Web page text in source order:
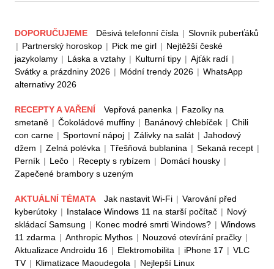
DOPORUČUJEME Děsivá telefonní čísla | Slovník puberťáků
| Partnerský horoskop | Pick me girl | Nejtěžší české
jazykolamy | Láska a vztahy | Kulturní tipy | Ajťák radí |
Svátky a prázdniny 2026 | Módní trendy 2026 | WhatsApp
alternativy 2026
RECEPTY A VAŘENÍ Vepřová panenka | Fazolky na
smetaně | Čokoládové muffiny | Banánový chlebíček | Chili
con carne | Sportovní nápoj | Zálivky na salát | Jahodový
džem | Zelná polévka | Třešňová bublanina | Sekaná recept |
Perník | Lečo | Recepty s rybízem | Domácí housky |
Zapečené brambory s uzeným
AKTUÁLNÍ TÉMATA Jak nastavit Wi-Fi | Varování před
kyberútoky | Instalace Windows 11 na starší počítač | Nový
skládací Samsung | Konec modré smrti Windows? | Windows
11 zdarma | Anthropic Mythos | Nouzové otevírání pračky |
Aktualizace Androidu 16 | Elektromobilita | iPhone 17 | VLC
TV | Klimatizace Maoudegola | Nejlepší Linux